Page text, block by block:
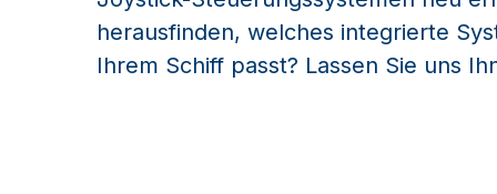
herausfinden, welches integrierte
Ihrem Schiff passt? Lassen Sie uns